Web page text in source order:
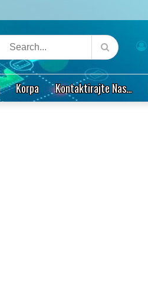
Korpa Kontaktirajte Nas…